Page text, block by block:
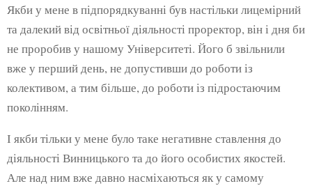
Якби у мене в підпорядкуванні був настільки лицемірний
та далекий від освітньої діяльності проректор, він і дня би
не проробив у нашому Університеті. Його б звільнили
вже у перший день, не допустивши до роботи із
колективом, а тим більше, до роботи із підростаючим
поколінням.
І якби тільки у мене було таке негативне ставлення до
діяльності Винницького та до його особистих якостей.
Але над ним вже давно насміхаються як у самому